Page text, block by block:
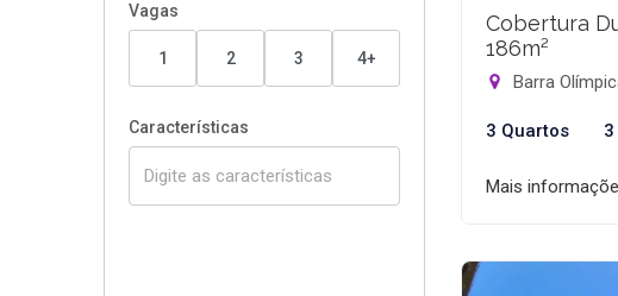
Vagas
1 2 3 4+
Características
Cobertura
186m²
Barra
3 Quartos
Mais